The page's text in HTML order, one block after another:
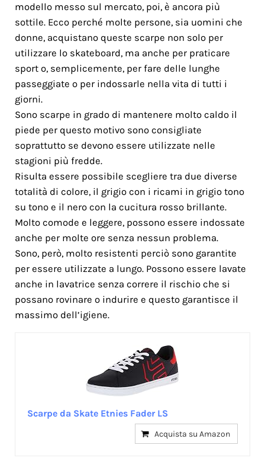
modello messo sul mercato, poi, è ancora più
sottile. Ecco perché molte persone, sia uomini che
donne, acquistano queste scarpe non solo per
utilizzare lo skateboard, ma anche per praticare
sport o, semplicemente, per fare delle lunghe
passeggiate o per indossarle nella vita di tutti i
giorni.
Sono scarpe in grado di mantenere molto caldo il
piede per questo motivo sono consigliate
soprattutto se devono essere utilizzate nelle
stagioni più fredde.
Risulta essere possibile scegliere tra due diverse
totalità di colore, il grigio con i ricami in grigio tono
su tono e il nero con la cucitura rosso brillante.
Molto comode e leggere, possono essere indossate
anche per molte ore senza nessun problema.
Sono, però, molto resistenti perciò sono garantite
per essere utilizzate a lungo. Possono essere lavate
anche in lavatrice senza correre il rischio che si
possano rovinare o indurire e questo garantisce il
massimo dell’igiene.
Scarpe da Skate Etnies Fader LS
Acquista su Amazon